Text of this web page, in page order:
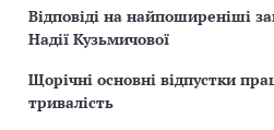
Відповіді на найпоширеніші
Надії Кузьмичової
Щорічні основні відпустки
тривалість